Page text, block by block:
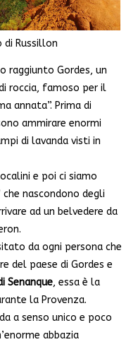
di Russillon
raggiunto Gordes, un
roccia, famoso per il
annata”. Prima di
ammirare enormi
di lavanda visti in
e poi ci siamo
che nascondono degli
ad un belvedere da
da ogni persona che
del paese di Gordes e
Senanque, essa è la
la Provenza.
a senso unico e poco
abbazia